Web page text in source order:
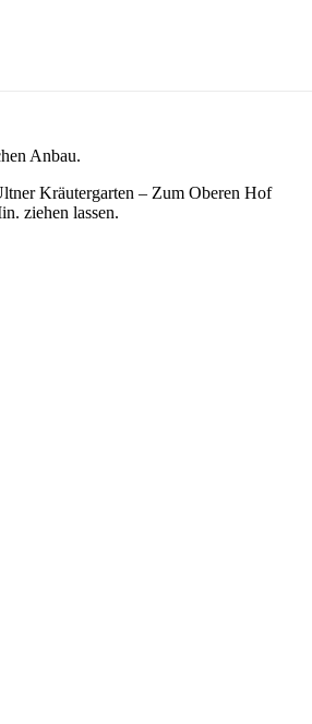
Anbau.
Kräutergarten – Zum Oberen Hof
ziehen lassen.